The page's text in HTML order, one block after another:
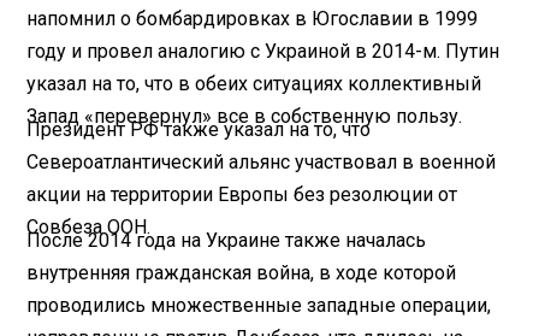
напомнил о бомбардировках в Югославии в 1999
году и провел аналогию с Украиной в 2014-м. Путин
указал на то, что в обеих ситуациях коллективный
Запад «перевернул» все в собственную пользу.
Президент РФ также указал на то, что
Североатлантический альянс участвовал в военной
акции на территории Европы без резолюции от
Совбеза ООН.
После 2014 года на Украине также началась
внутренняя гражданская война, в ходе которой
проводились множественные западные операции,